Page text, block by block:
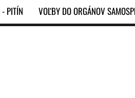
PITÍN
VOĽBY DO ORGÁNOV